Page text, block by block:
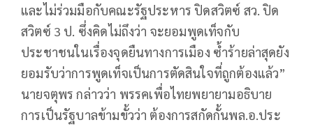
และไม่ร่วมมือกับคณะรัฐประหาร ปิดสวิตซ์ สว. ปิด
สวิตซ์ 3 ป. ซึ่งคิดไม่ถึงว่า จะยอมพูดเท็จกับ
ประชาชนในเรื่องจุดยืนทางการเมือง ซ้ำร้ายล่าสุดยัง
ยอมรับว่าการพูดเท็จเป็นการตัดสินใจที่ถูกต้องแล้ว”
นายจตุพร กล่าวว่า พรรคเพื่อไทยพยายามอธิบาย
การเป็นรัฐบาลข้ามขั้วว่า ต้องการสกัดกั้นพล.อ.ประ